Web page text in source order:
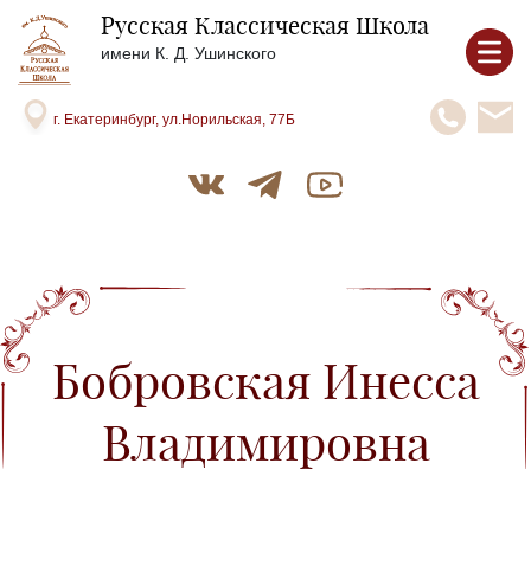
Русская Классическая Школа
имени К. Д. Ушинского
г. Екатеринбург, ул.Норильская, 77Б
Бобровская Инесса
Владимировна